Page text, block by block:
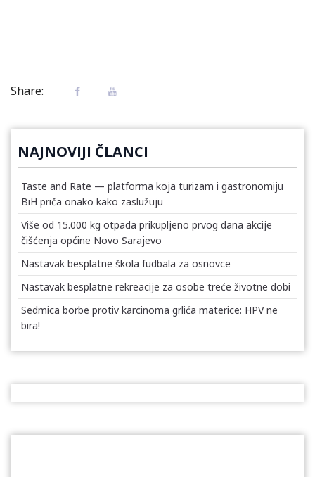
Share:
NAJNOVIJI ČLANCI
Taste and Rate — platforma koja turizam i gastronomiju
BiH priča onako kako zaslužuju
Više od 15.000 kg otpada prikupljeno prvog dana akcije
čišćenja općine Novo Sarajevo
Nastavak besplatne škola fudbala za osnovce
Nastavak besplatne rekreacije za osobe treće životne dobi
Sedmica borbe protiv karcinoma grlića materice: HPV ne
bira!